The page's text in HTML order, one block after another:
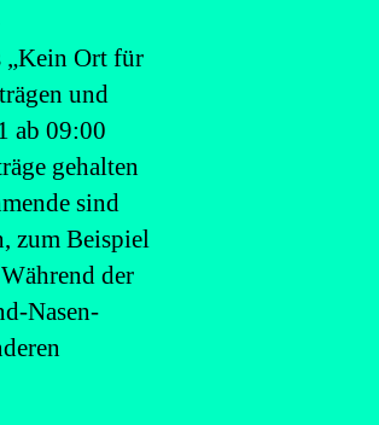
„Kein Ort für
und
ab 09:00
gehalten
sind
zum Beispiel
der
Nasen-